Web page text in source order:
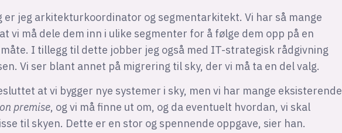
er jeg arkitekturkoordinator og segmentarkitekt. Vi har så mange
vi må dele dem inn i ulike segmenter for å følge dem opp på en
I tillegg til dette jobber jeg også med IT-strategisk rådgivning
Vi ser blant annet på migrering til sky, der vi må ta en del valg.
at vi bygger nye systemer i sky, men vi har mange eksisterende
on premise, og vi må finne ut om, og da eventuelt hvordan, vi skal
til skyen. Dette er en stor og spennende oppgave, sier han.